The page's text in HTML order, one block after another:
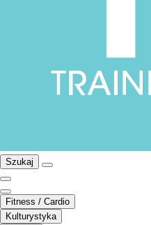
Szukaj
Fitness / Cardio
Kulturystyka